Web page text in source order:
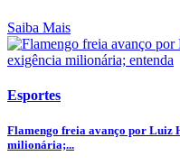
Saiba Mais
Esportes
Flamengo freia avanço por Luiz
milionária;...